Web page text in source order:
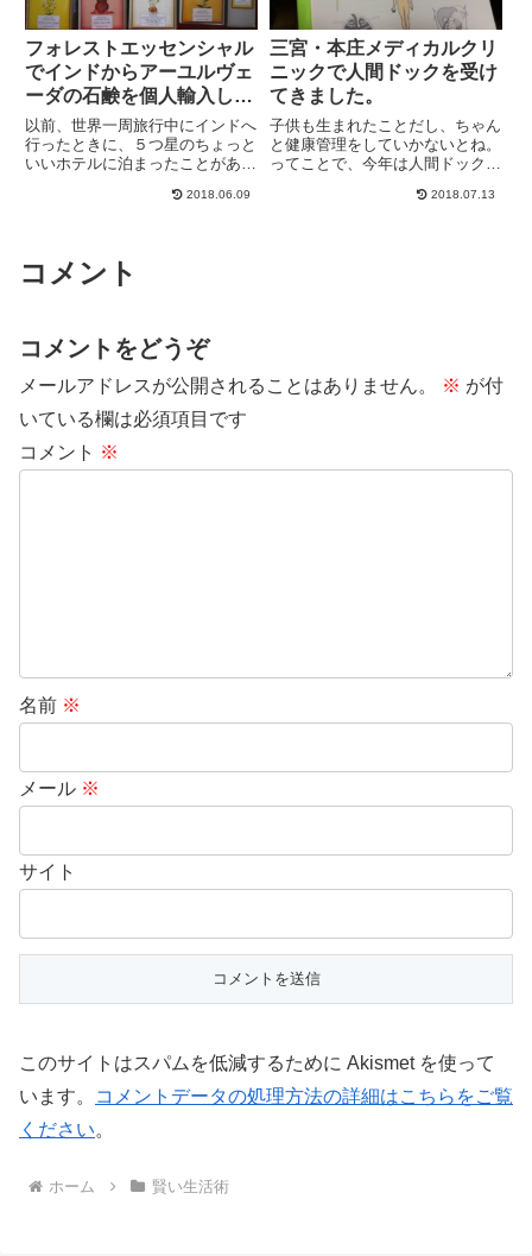
フォレストエッセンシャル
でインドからアーユルヴェ
ーダの石鹸を個人輸入しま
した。
以前、世界一周旅行中にインドへ
行ったときに、５つ星のちょっと
いいホテルに泊まったことがあり
ホテルってとこ。バラナシで泊ま
一周！そのホテルで使われてい
た...
2018.06.09
三宮・本庄メディカルクリ
ニックで人間ドックを受け
てきました。
子供も生まれたことだし、ちゃん
と健康管理をしていかないとね。
ってことで、今年は人間ドックに
宮にある『本庄メディカルクリニ
2018.07.13
コメント
コメントをどうぞ
メールアドレスが公開されることはありません。 ※ が付
いている欄は必須項目です
コメント ※
名前 ※
メール ※
サイト
このサイトはスパムを低減するために Akismet を使って
います。
コメントデータの処理方法の詳細はこちらをご覧
ください。
ホーム 賢い生活術